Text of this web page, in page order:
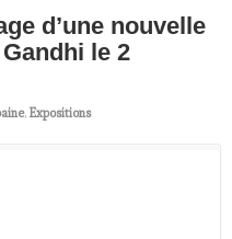
d’une nouvelle
le 2
, Expositions